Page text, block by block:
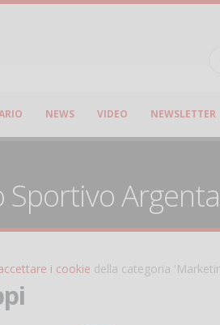
NEWS VIDEO NEWSLETTER
i cookie della categoria